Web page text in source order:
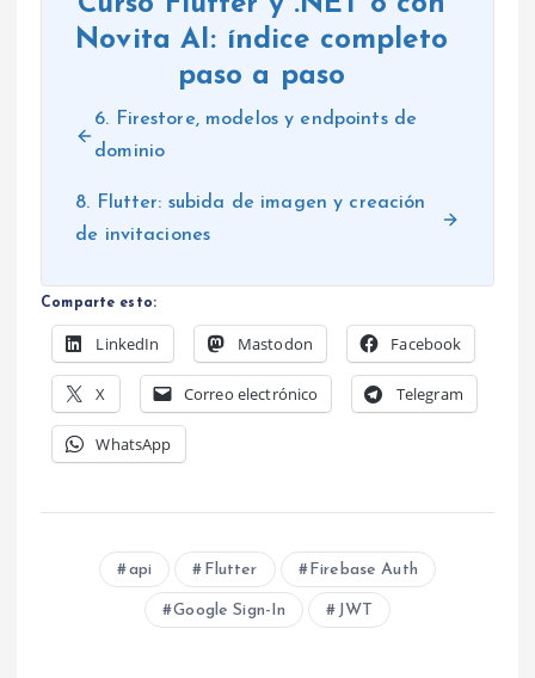
Novita AI: índice completo
paso a paso
6. Firestore, modelos y endpoints de
dominio
8. Flutter: subida de imagen y creación
de invitaciones
Comparte esto:
LinkedIn Mastodon Facebook
X Correo electrónico Telegram
WhatsApp
api Flutter Firebase Auth
Google Sign-In JWT